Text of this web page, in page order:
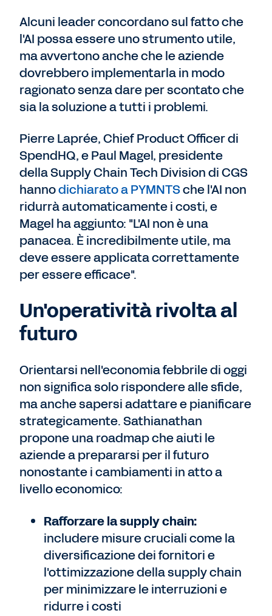
Alcuni leader concordano sul fatto che
l'AI possa essere uno strumento utile,
ma avvertono anche che le aziende
dovrebbero implementarla in modo
ragionato senza dare per scontato che
sia la soluzione a tutti i problemi.
Pierre Laprée, Chief Product Officer di
SpendHQ, e Paul Magel, presidente
della Supply Chain Tech Division di CGS
hannodichiarato a PYMNTSche l'AI non
ridurrà automaticamente i costi, e
Magel ha aggiunto: "L'AI non è una
panacea. È incredibilmente utile, ma
deve essere applicata correttamente
per essere efficace".
Un'operatività rivolta al
futuro
Orientarsi nell'economia febbrile di oggi
non significa solo rispondere alle sfide,
ma anche sapersi adattare e pianificare
strategicamente. Sathianathan
propone una roadmap che aiuti le
aziende a prepararsi per il futuro
nonostante i cambiamenti in atto a
livello economico:
Rafforzare la supply chain:
includere misure cruciali come la
diversificazione dei fornitori e
l'ottimizzazione della supply chain
per minimizzare le interruzioni e
ridurre i costi